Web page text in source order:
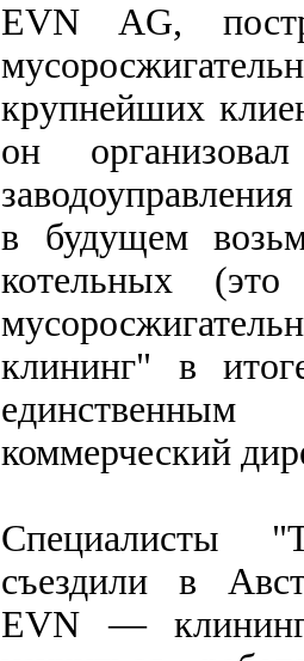
EVN AG,
крупнейших
он
в будущем
котельных
клининг" в
коммерческий
Специалисты
съездили в
EVN —